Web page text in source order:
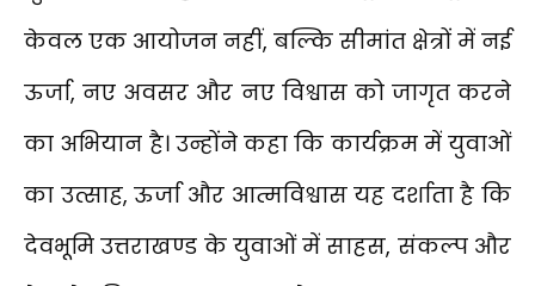
केवल एक आयोजन नहीं, बल्कि सीमांत क्षेत्रों में नई
ऊर्जा, नए अवसर और नए विश्वास को जागृत करने
का अभियान है। उन्होंने कहा कि कार्यक्रम में युवाओं
का उत्साह, ऊर्जा और आत्मविश्वास यह दर्शाता है कि
देवभूमि उत्तराखण्ड के युवाओं में साहस, संकल्प और